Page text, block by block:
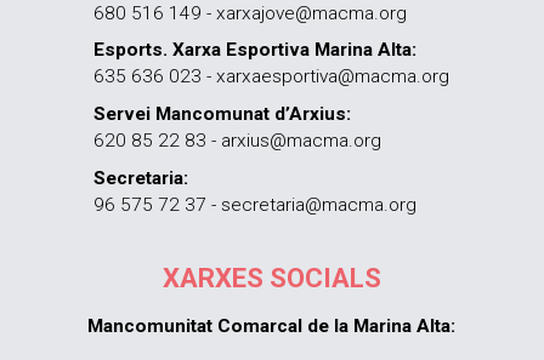
680 516 149 - xarxajove@macma.org
Esports. Xarxa Esportiva Marina Alta:
635 636 023 - xarxaesportiva@macma.org
Servei Mancomunat d’Arxius:
620 85 22 83 - arxius@macma.org
Secretaria:
96 575 72 37 - secretaria@macma.org
XARXES SOCIALS
Mancomunitat Comarcal de la Marina Alta: